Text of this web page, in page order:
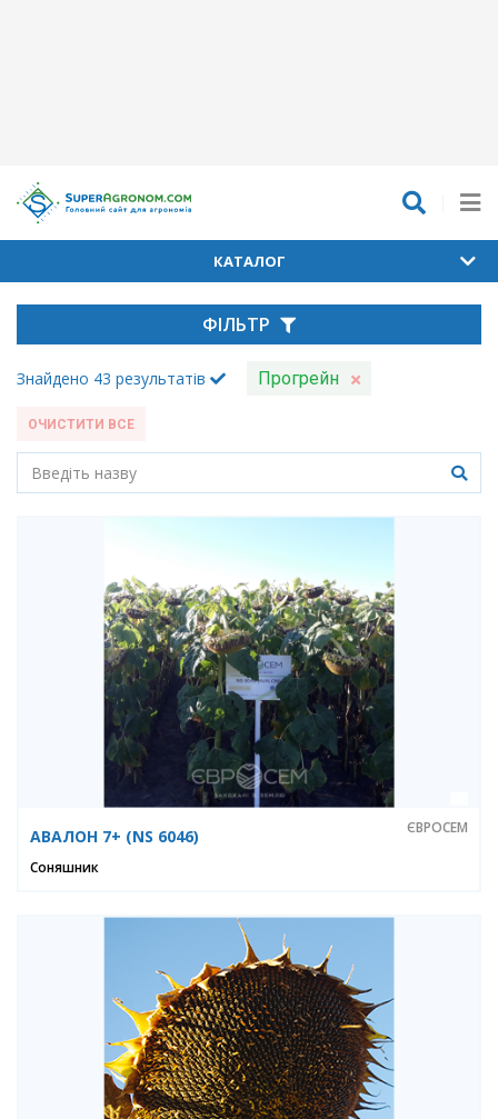
КАТАЛОГ
ФІЛЬТР
Знайдено 43 результатів Прогрейн
ОЧИСТИТИ ВСЕ
АВАЛОН 7+ (NS 6046) ЄВРОСЕМ
Соняшник